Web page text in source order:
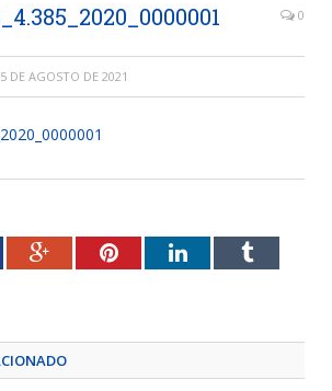
0
DE AGOSTO DE 2021
Google+PinterestLinkedInTumblr